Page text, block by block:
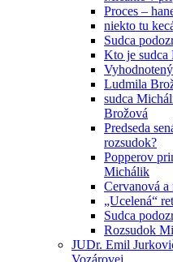
Proces –
niekto tu
Sudca
Kto je sudca
Ludmila
sudca
Brožová
Predseda
rozsudok?
Popperov
Michálik
Cervanová a
„Ucelená“
Sudca
Rozsudok
JUDr. Emil
Vozárovej